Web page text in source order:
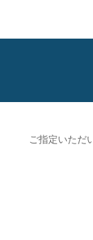
ご指定いただ